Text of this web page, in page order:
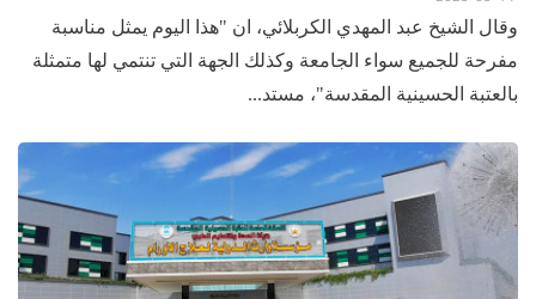
وقال الشيخ عبد المهدي الكربلائي، ان "هذا اليوم يمثل مناسبة
مفرحة للجميع سواء الجامعة وكذلك الجهة التي تنتمي لها متمثلة
بالعتبة الحسينية المقدسة"، مستد...